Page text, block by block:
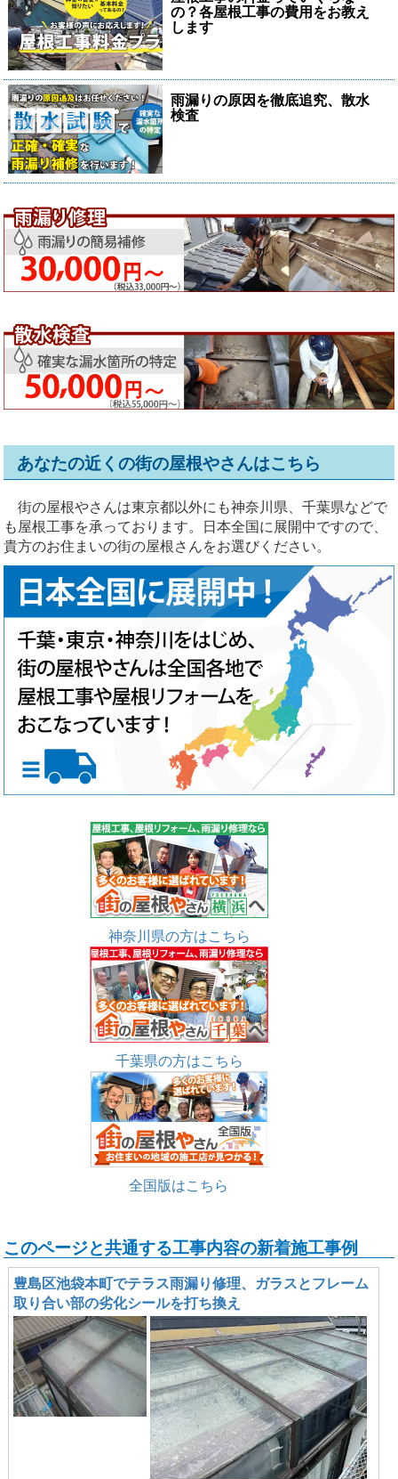
の？各屋根工事の費用をお教え
します
雨漏りの原因を徹底追究、散水
検査
あなたの近くの街の屋根やさんはこちら
街の屋根やさんは東京都以外にも神奈川県、千葉県などで
も屋根工事を承っております。日本全国に展開中ですので、
貴方のお住まいの街の屋根さんをお選びください。
神奈川県の方はこちら
千葉県の方はこちら
全国版はこちら
このページと共通する工事内容の新着施工事例
豊島区池袋本町でテラス雨漏り修理、ガラスとフレーム
取り合い部の劣化シールを打ち換え